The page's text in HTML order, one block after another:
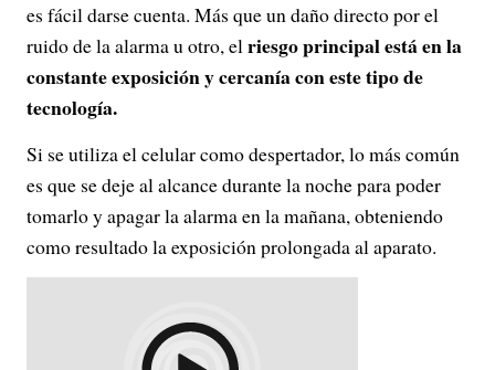
es fácil darse cuenta. Más que un daño directo por el
ruido de la alarma u otro, elriesgo principal está en la
constante exposición y cercanía con este tipo de
tecnología.
Si se utiliza el celular como despertador, lo más común
es que se deje al alcance durante la noche para poder
tomarlo y apagar la alarma en la mañana, obteniendo
como resultado la exposición prolongada al aparato.